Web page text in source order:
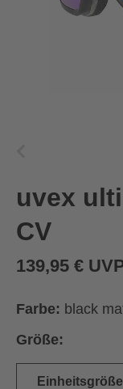
uvex
CV
139,95 €
Farbe: black
Größe:
Einheitsgröße